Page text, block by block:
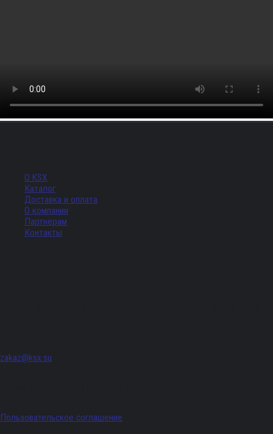
О KSX
Каталог
Доставка и оплата
О компании
Партнерам
Контакты
zakaz@ksx.su
Пользовательское соглашение